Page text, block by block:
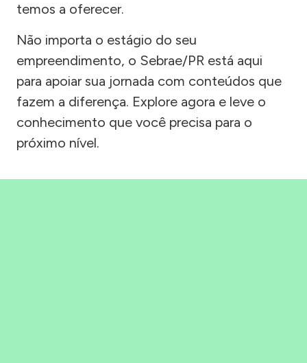
temos a oferecer.
Não importa o estágio do seu
empreendimento, o Sebrae/PR está aqui
para apoiar sua jornada com conteúdos que
fazem a diferença. Explore agora e leve o
conhecimento que você precisa para o
próximo nível.